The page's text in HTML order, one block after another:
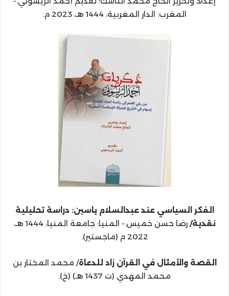
المغرب: الدار المغربية، 1444 هـ، 2023 م.
الفكر السياسي عند عبدالسلام ياسين: دراسة تحليلية
نقدية/
رضا حسن خميس.- المنيا: جامعة المنيا، 1444 هـ،
2022 م (ماجستير).
القصة والأمثال في القرآن زاد للدعاة/ محمد المختار بن
محمد المهدي (ت 1437 هـ) (خ).